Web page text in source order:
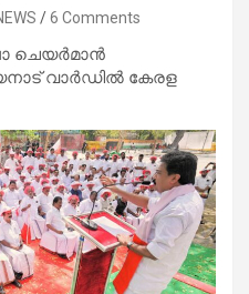
6 Comments
ചെയർമാൻ
വാർഡിൽ കേരള